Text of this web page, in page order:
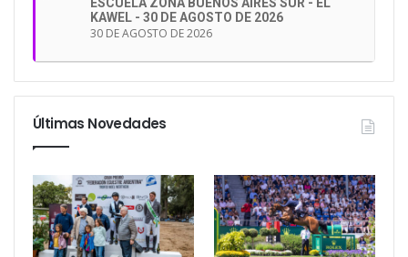
KAWEL - 30 DE AGOSTO DE 2026
30 DE AGOSTO DE 2026
Últimas Novedades